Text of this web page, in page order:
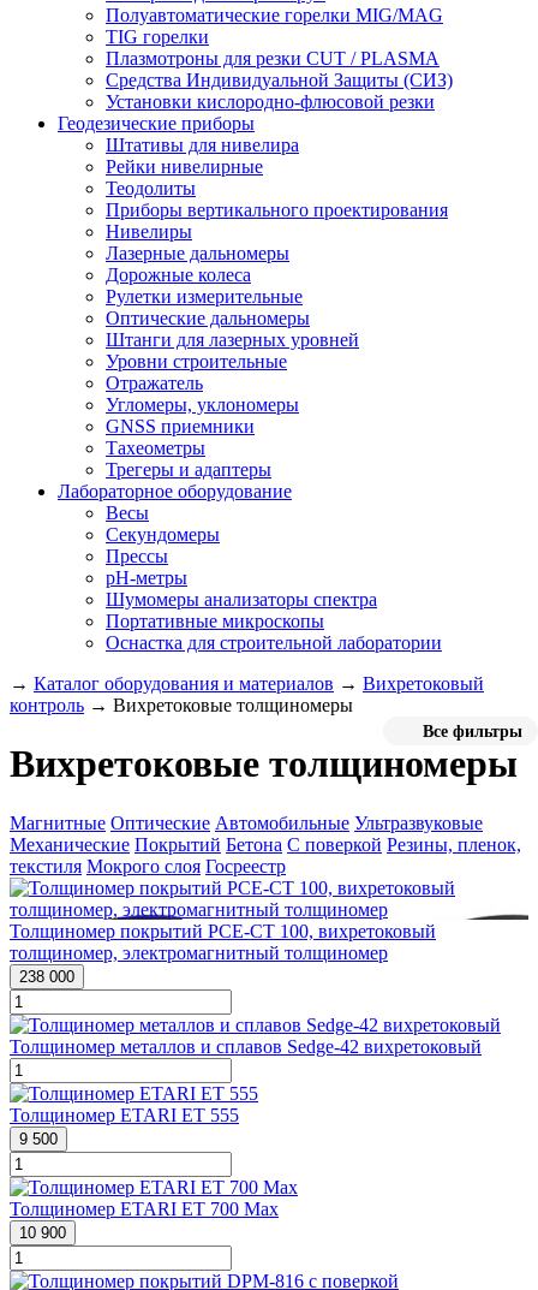
Полуавтоматические горелки MIG/MAG
TIG горелки
Плазмотроны для резки CUT / PLASMA
Средства Индивидуальной Защиты (СИЗ)
Установки кислородно-флюсовой резки
Геодезические приборы
Штативы для нивелира
Рейки нивелирные
Теодолиты
Приборы вертикального проектирования
Нивелиры
Лазерные дальномеры
Дорожные колеса
Рулетки измерительные
Оптические дальномеры
Штанги для лазерных уровней
Уровни строительные
Отражатель
Угломеры, уклономеры
GNSS приемники
Тахеометры
Трегеры и адаптеры
Лабораторное оборудование
Весы
Секундомеры
Прессы
pH-метры
Шумомеры анализаторы спектра
Портативные микроскопы
Оснастка для строительной лаборатории
→ Каталог оборудования и материалов → Вихретоковый
контроль → Вихретоковые толщиномеры
Все фильтры
Вихретоковые толщиномеры
Магнитные Оптические Автомобильные Ультразвуковые
Механические Покрытий Бетона С поверкой Резины, пленок,
текстиля Мокрого слоя Госреестр
Толщиномер покрытий PCE-CT 100, вихретоковый
толщиномер, электромагнитный толщиномер
238 000
Толщиномер металлов и сплавов Sedge-42 вихретоковый
Толщиномер ETARI ET 555
9 500
Толщиномер ETARI ET 700 Max
10 900